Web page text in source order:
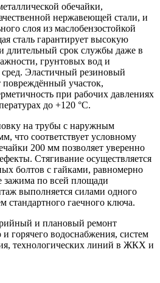
обечайки,
нержавеющей стали, и
слоя из маслобензостойкой
сталь гарантирует высокую
длительный срок службы даже в
грунтовых вод и
сред. Эластичный резиновый
участок,
при рабочих давлениях
до +120 °C.
на трубы с наружным
что соответствует условному
200 мм позволяет уверенно
Стягивание осуществляется
болтов с гайками, равномерно
по всей площади
выполняется силами одного
стандартного гаечного ключа.
и плановый ремонт
горячего водоснабжения, систем
технологических линий в ЖКХ и